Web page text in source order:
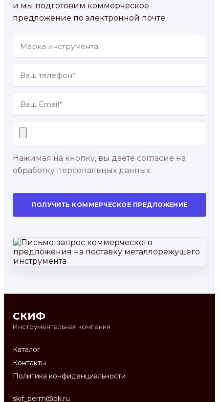
и мы подготовим коммерческое
предложение по электронной почте.
Нажимая на кнопку, вы даете согласие на
обработку персональных данных.
ПОЛУЧИТЬ КОММЕРЧЕСКОЕ ПРЕДЛОЖЕНИЕ
СКИФ
Инструментальная компания
Каталог
Контакты
Политика конфиденциальности
skif_perm@bk.ru